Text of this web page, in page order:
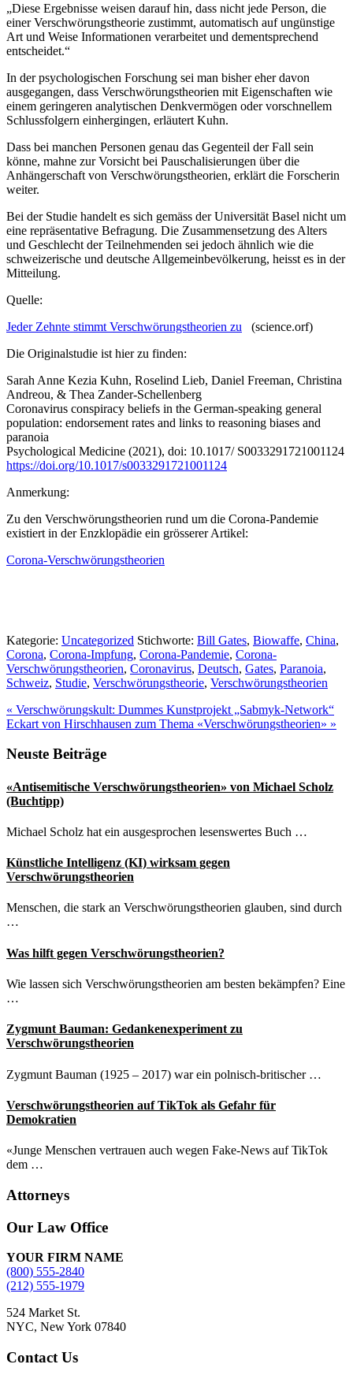
„Diese Ergebnisse weisen darauf hin, dass nicht jede Person, die
einer Verschwörungstheorie zustimmt, automatisch auf ungünstige
Art und Weise Informationen verarbeitet und dementsprechend
entscheidet.“
In der psychologischen Forschung sei man bisher eher davon
ausgegangen, dass Verschwörungstheorien mit Eigenschaften wie
einem geringeren analytischen Denkvermögen oder vorschnellem
Schlussfolgern einhergingen, erläutert Kuhn.
Dass bei manchen Personen genau das Gegenteil der Fall sein
könne, mahne zur Vorsicht bei Pauschalisierungen über die
Anhängerschaft von Verschwörungstheorien, erklärt die Forscherin
weiter.
Bei der Studie handelt es sich gemäss der Universität Basel nicht um
eine repräsentative Befragung. Die Zusammensetzung des Alters
und Geschlecht der Teilnehmenden sei jedoch ähnlich wie die
schweizerische und deutsche Allgemeinbevölkerung, heisst es in der
Mitteilung.
Quelle:
Jeder Zehnte stimmt Verschwörungstheorien zu (science.orf)
Die Originalstudie ist hier zu finden:
Sarah Anne Kezia Kuhn, Roselind Lieb, Daniel Freeman, Christina
Andreou, & Thea Zander-Schellenberg
Coronavirus conspiracy beliefs in the German-speaking general
population: endorsement rates and links to reasoning biases and
paranoia
Psychological Medicine (2021), doi: 10.1017/ S0033291721001124
https://doi.org/10.1017/s0033291721001124
Anmerkung:
Zu den Verschwörungstheorien rund um die Corona-Pandemie
existiert in der Enzklopädie ein grösserer Artikel:
Corona-Verschwörungstheorien
Kategorie: Uncategorized Stichworte: Bill Gates, Biowaffe, China,
Corona, Corona-Impfung, Corona-Pandemie, Corona-
Verschwörungstheorien, Coronavirus, Deutsch, Gates, Paranoia,
Schweiz, Studie, Verschwörungstheorie, Verschwörungstheorien
Vorheriger
Beitrag:
« Verschwörungskult: Dummes Kunstprojekt „Sabmyk-Network“
Nächster
Eckart von Hirschhausen zum Thema «Verschwörungstheorien» »
Seitenspalte
Neuste Beiträge
«Antisemitische Verschwörungstheorien» von Michael Scholz
(Buchtipp)
Michael Scholz hat ein ausgesprochen lesenswertes Buch …
Künstliche Intelligenz (KI) wirksam gegen
Verschwörungstheorien
Menschen, die stark an Verschwörungstheorien glauben, sind durch
…
Was hilft gegen Verschwörungstheorien?
Wie lassen sich Verschwörungstheorien am besten bekämpfen? Eine
…
Zygmunt Bauman: Gedankenexperiment zu
Verschwörungstheorien
Zygmunt Bauman (1925 – 2017) war ein polnisch-britischer …
Verschwörungstheorien auf TikTok als Gefahr für
Demokratien
«Junge Menschen vertrauen auch wegen Fake-News auf TikTok
dem …
Attorneys
Site
Footer
Our Law Office
YOUR FIRM NAME
(800) 555-2840
(212) 555-1979
524 Market St.
NYC, New York 07840
Contact Us